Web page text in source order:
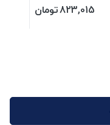
823,015تومان